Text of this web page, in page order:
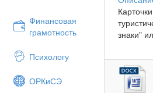
Финансовая
грамотность
Психологу
ОРКиСЭ
знаки"